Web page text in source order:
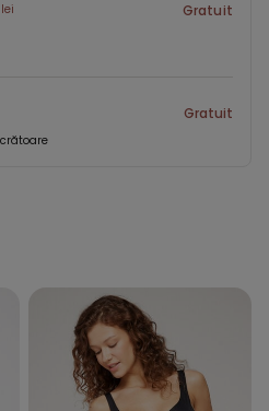
Gratuit
Gratuit